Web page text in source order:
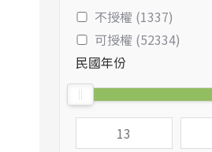
不授權 (1337)
可授權 (52334)
民國年份